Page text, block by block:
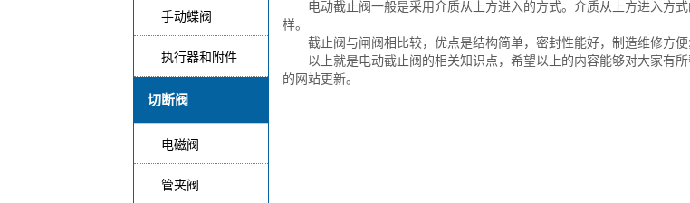
手动蝶阀
执行器和附件
切断阀
电磁阀
管夹阀
电动截止阀一般是采用介质从上方进入的方式。介质从上方进入方
样。
截止阀与闸阀相比较，优点是结构简单，密封性能好，制造维修方便;
以上就是电动截止阀的相关知识点，希望以上的内容能够对大家有
的网站更新。